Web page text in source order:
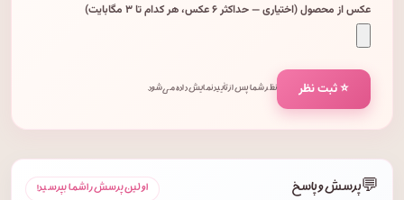
عکس از محصول (اختیاری — حداکثر ۶ عکس، هر کدام تا ۳ مگابایت)
⭐ ثبت نظر نظر شما پس از تأیید نمایش داده می‌شود.
💬پرسش و پاسخ اولین پرسش را شما بپرسید!